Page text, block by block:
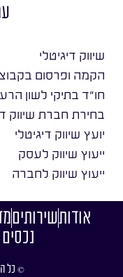
שיווק דיגיטלי
הקמה ופרסום
חו״ד בתיקי לשון
בחירת חברת שיווק
יועץ שיווק דיגיטלי
ייעוץ שיווק לעסק
ייעוץ שיווק לחברה
אודותשירותים
נכסים
© כל